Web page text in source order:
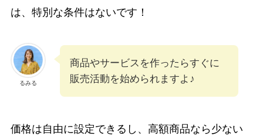
は、特別な条件はないです！
るみる
商品やサービスを作ったらすぐに
販売活動を始められますよ♪
価格は自由に設定できるし、高額商品なら少ない